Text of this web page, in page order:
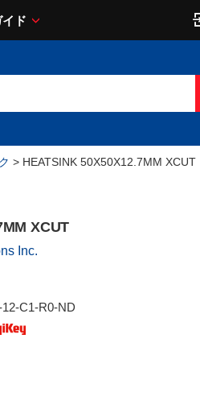
ド
> HEATSINK 50X50X12.7MM XCUT
XCUT
Inc.
C1-R0-ND